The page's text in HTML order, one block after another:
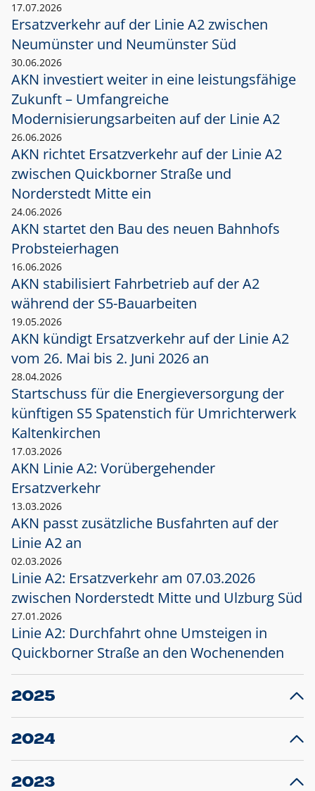
17.07.2026
Ersatzverkehr auf der Linie A2 zwischen
Neumünster und Neumünster Süd
30.06.2026
AKN investiert weiter in eine leistungsfähige
Zukunft – Umfangreiche
Modernisierungsarbeiten auf der Linie A2
26.06.2026
AKN richtet Ersatzverkehr auf der Linie A2
zwischen Quickborner Straße und
Norderstedt Mitte ein
24.06.2026
AKN startet den Bau des neuen Bahnhofs
Probsteierhagen
16.06.2026
AKN stabilisiert Fahrbetrieb auf der A2
während der S5-Bauarbeiten
19.05.2026
AKN kündigt Ersatzverkehr auf der Linie A2
vom 26. Mai bis 2. Juni 2026 an
28.04.2026
Startschuss für die Energieversorgung der
künftigen S5 Spatenstich für Umrichterwerk
Kaltenkirchen
17.03.2026
AKN Linie A2: Vorübergehender
Ersatzverkehr
13.03.2026
AKN passt zusätzliche Busfahrten auf der
Linie A2 an
02.03.2026
Linie A2: Ersatzverkehr am 07.03.2026
zwischen Norderstedt Mitte und Ulzburg Süd
27.01.2026
Linie A2: Durchfahrt ohne Umsteigen in
Quickborner Straße an den Wochenenden
2025
23.12.2025
Projekt S5: Start der Bauarbeiten am
2024
10.12.2024
Großprojekt S5: Sperrung der Bahnstraße in
2023